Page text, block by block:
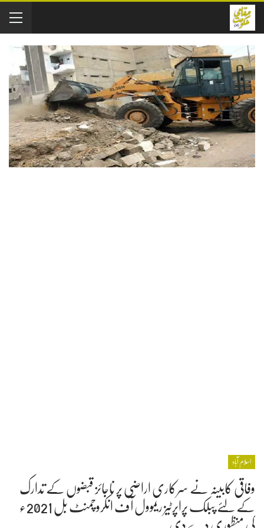
اسلام آباد
وفاقی کابینہ نے سرکاری اراضی پر ناجائز قبضوں کے تدارک
کے لئے پبلک پراپرٹیز ریموول آف انکروچمنٹ بل 2021ء
کی منظوری دے دی